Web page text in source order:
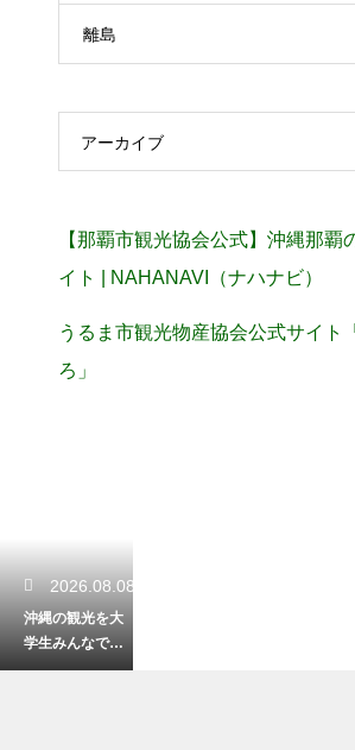
離島
アーカイブ
【那覇市観光協会公式】沖縄那覇
イト | NAHANAVI（ナハナビ）
うるま市観光物産協会公式サイト
ろ」
2026.08.08
沖縄の観光を大
学生みんなで楽
しむ！最高の思